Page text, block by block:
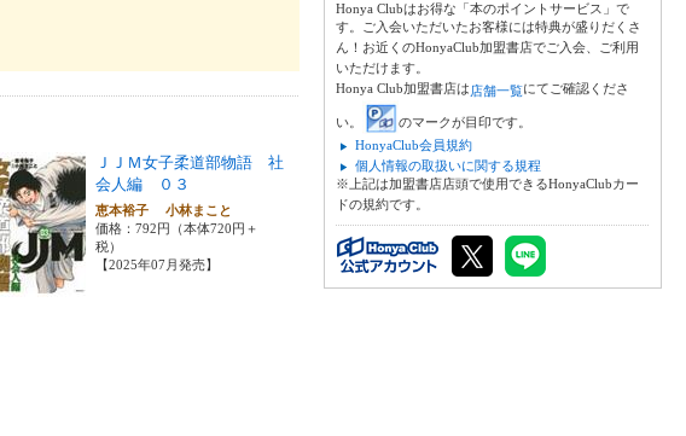
ＪＪＭ女子柔道部物語 社
会人編 ０３
恵本裕子 小林まこと
価格：792円（本体720円＋
税）
【2025年07月発売】
Honya Clubはお得な「本のポイントサービス」で
す。ご入会いただいたお客様には特典が盛りだくさ
ん！お近くのHonyaClub加盟書店でご入会、ご利用
いただけます。
Honya Club加盟書店は店舗一覧にてご確認くださ
い。
のマークが目印です。
HonyaClub会員規約
個人情報の取扱いに関する規程
※上記は加盟書店店頭で使用できるHonyaClubカー
ドの規約です。